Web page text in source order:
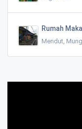
Rumah
Mendut,